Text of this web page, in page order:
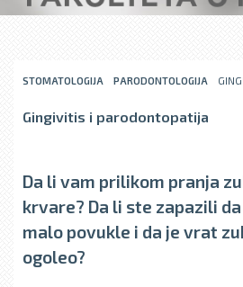
STOMATOLOGIJA PARODONTOLOGIJA
Gingivitis i parodontopatija
Da li vam prilikom pranja
krvare? Da li ste zapazili
malo povukle i da je vrat
ogoleo?